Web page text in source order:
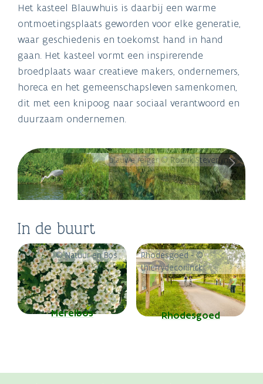
Het kasteel Blauwhuis is daarbij een warme
ontmoetingsplaats geworden voor elke generatie,
waar geschiedenis en toekomst hand in hand
gaan. Het kasteel vormt een inspirerende
broedplaats waar creatieve makers, ondernemers,
horeca en het gemeenschapsleven samenkomen,
dit met een knipoog naar sociaal verantwoord en
duurzaam ondernemen.
blauwe reiger © Rodrik Steverlynck
In de buurt
© Natuur en Bos
Merelbos
Rhodesgoed - ©
thierrydeconinck
Rhodesgoed